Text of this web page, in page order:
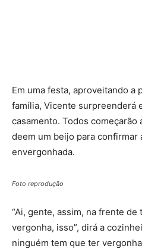
Em uma festa, aproveitando a
família, Vicente surpreenderá
casamento. Todos
deem um beijo para confirmar
envergonhada.
Foto reprodução
“Ai, gente, assim, na frente de
vergonha, isso”, dirá a
ninguém tem que ter